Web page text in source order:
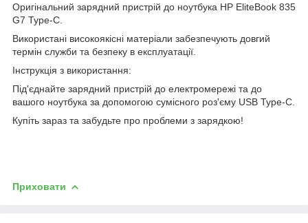
Оригінальний зарядний пристрій до ноутбука HP EliteBook 835
G7 Type-C.
Використані високоякісні матеріали забезпечують довгий
термін служби та безпеку в експлуатації.
Інструкція з використання:
Під'єднайте зарядний пристрій до електромережі та до
вашого ноутбука за допомогою сумісного роз'єму USB Type-C.
Купіть зараз та забудьте про проблеми з зарядкою!
Приховати